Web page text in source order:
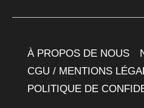
À PROPOS DE NOUS
CGU / MENTIONS
POLITIQUE DE